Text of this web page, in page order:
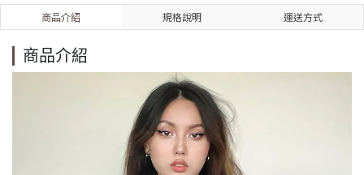
商品介紹 規格說明 運送方式
商品介紹